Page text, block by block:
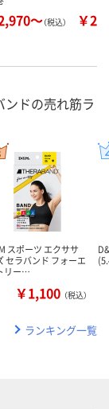
～（税込） ￥
ンドの売れ筋ラ
スポーツ エクササ
セラバンド フォーエ
リー…
￥1,100 （税込）
ランキング一覧